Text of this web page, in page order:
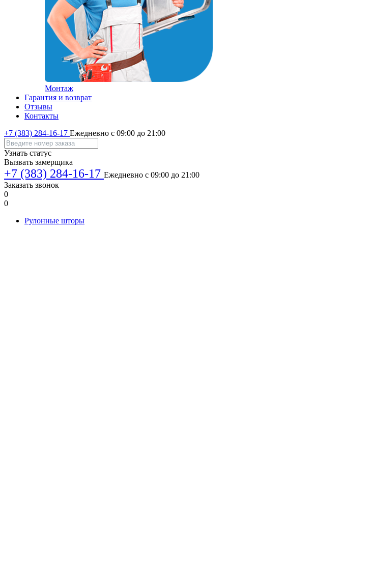
Монтаж
Гарантия и возврат
Отзывы
Контакты
+7 (383) 284-16-17 Ежедневно с 09:00 до 21:00
Узнать статус
Вызвать замерщика
+7 (383) 284-16-17 Ежедневно с 09:00 до 21:00
Заказать звонок
0
0
Рулонные шторы